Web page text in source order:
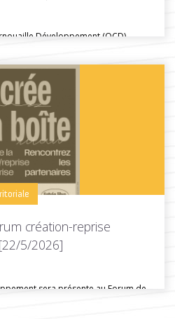
Développement (QCD)
rubrique
création-reprise
5/2026]
sera présente au Forum de